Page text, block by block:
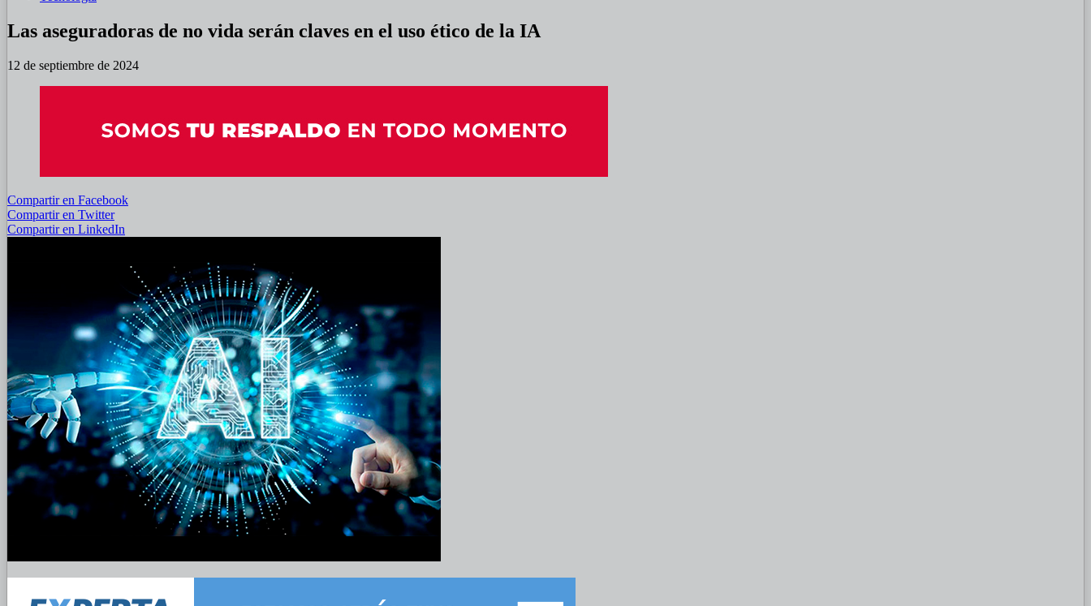
Las aseguradoras de no vida serán claves en el uso ético de la IA
12 de septiembre de 2024
Compartir en Facebook
Compartir en Twitter
Compartir en LinkedIn